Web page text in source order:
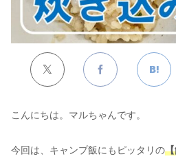
こんにちは。マルちゃんです。
今回は、キャンプ飯にもピッタリの